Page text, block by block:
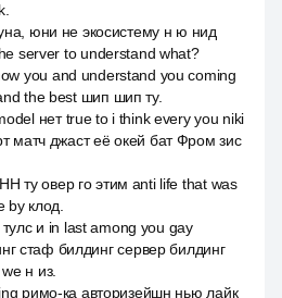
юни не экосистему н ю нид
server to understand what?
you and understand you coming
the best шип шип ту.
нет true to i think every you niki
матч джаст её окей бат Фром зис
ту овер го этим anti life that was
by клод.
и in last among you gay
стаф билдинг сервер билдинг
н из.
римо-ка авторизейшн нью лайк